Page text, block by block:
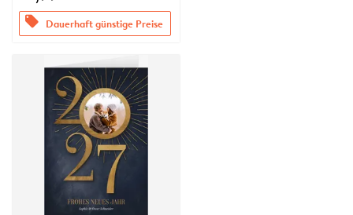
offers Dauerhaft günstige Preise